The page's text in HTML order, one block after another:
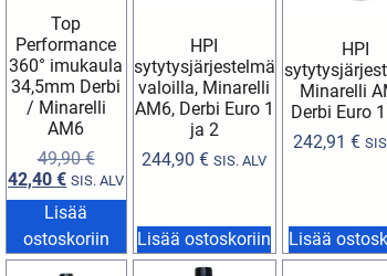
Top
Performance
360° imukaula
34,5mm Derbi
/ Minarelli
AM6
49,90€
42,40€ SIS. ALV
Lisää
ostoskoriin
HPI
sytytysjärjestelmä
valoilla, Minarelli
AM6, Derbi Euro 1
ja 2
244,90€ SIS. ALV
Lisää ostoskoriin
HPI
Minarelli
Derbi Euro
242,91 €
Lisää